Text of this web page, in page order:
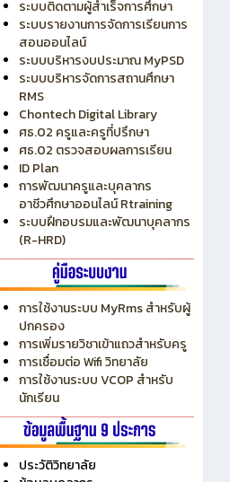
ช่องทางร้องเรียน
ระบบติดตามผู้สำเร็จการศึกษา
ระบบรายงานการจัดการเรียนการ
สอนออนไลน์
ระบบบริหารงบประมาณ MyPSD
ระบบบริหารจัดการสถานศึกษา
RMS
Chontech Digital Library
ศธ.02 ครูและครูที่ปรึกษา
ศธ.02 ตรวจสอบผลการเรียน
ID Plan
การพัฒนาครูและบุคลากร
อาชีวศึกษาออนไลน์ Rtraining
ระบบฝึกอบรมและพัฒนาบุคลากร
(R-HRD)
การใช้งานระบบ MyRms สำหรับผู้
ปกครอง
การเพิ่มรายวิชาเข้าแถวสำหรับครู
การเชื่อมต่อ Wifi วิทยาลัย
การใช้งานระบบ VCOP สำหรับ
นักเรียน